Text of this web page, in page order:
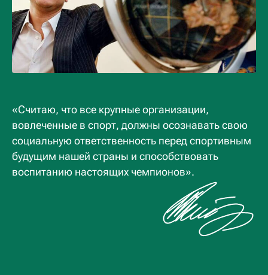
«Считаю, что все крупные организации,
вовлеченные в спорт, должны осознавать свою
социальную ответственность перед спортивным
будущим нашей страны и способствовать
воспитанию настоящих чемпионов».